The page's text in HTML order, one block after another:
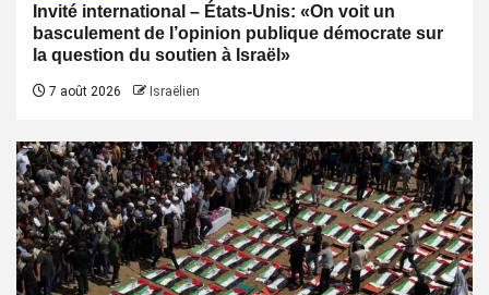
Invité international – États-Unis: «On voit un
basculement de l’opinion publique démocrate sur
la question du soutien à Israël»
7 août 2026 Israëlien